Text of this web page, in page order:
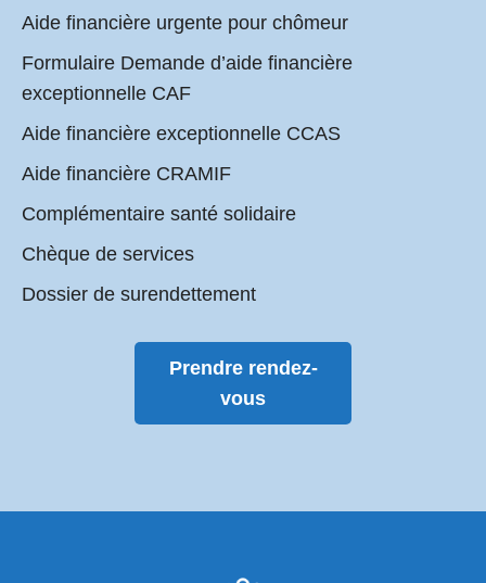
Aide financière urgente pour chômeur
Formulaire Demande d’aide financière
exceptionnelle CAF
Aide financière exceptionnelle CCAS
Aide financière CRAMIF
Complémentaire santé solidaire
Chèque de services
Dossier de surendettement
Prendre rendez-
vous